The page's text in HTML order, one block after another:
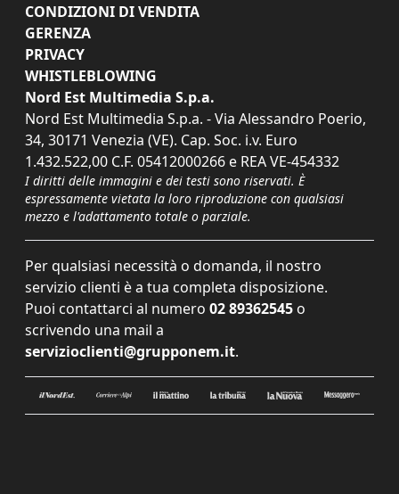
CONDIZIONI DI VENDITA
GERENZA
PRIVACY
WHISTLEBLOWING
Nord Est Multimedia S.p.a.
Nord Est Multimedia S.p.a. - Via Alessandro Poerio,
34, 30171 Venezia (VE). Cap. Soc. i.v. Euro
1.432.522,00 C.F. 05412000266 e REA VE-454332
I diritti delle immagini e dei testi sono riservati. È
espressamente vietata la loro riproduzione con qualsiasi
mezzo e l'adattamento totale o parziale.
Per qualsiasi necessità o domanda, il nostro
servizio clienti è a tua completa disposizione.
Puoi contattarci al numero 02 89362545 o
scrivendo una mail a
servizioclienti@grupponem.it.